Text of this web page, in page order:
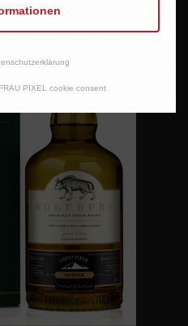
PIXEL cookie consent